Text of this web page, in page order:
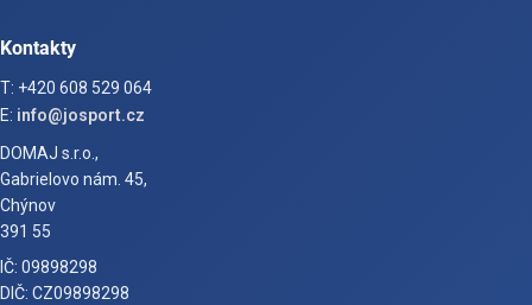
Kontakty
T: +420 608 529 064
E: info@josport.cz
DOMAJ s.r.o.,
Gabrielovo nám. 45,
Chýnov
391 55
IČ: 09898298
DIČ: CZ09898298